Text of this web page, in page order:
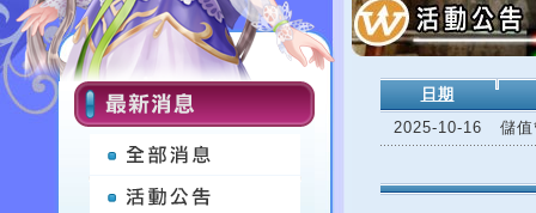
日期
2025-10-16
儲